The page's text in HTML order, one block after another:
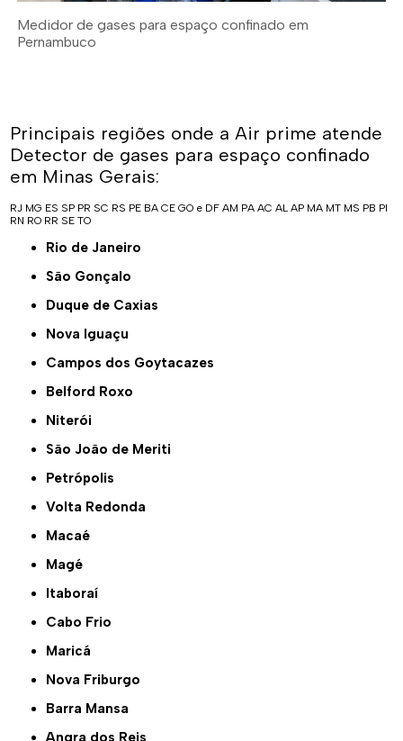
Medidor de gases para espaço confinado em
Pernambuco
Principais regiões onde a Air prime atende
Detector de gases para espaço confinado
em Minas Gerais:
RJ MG ES SP PR SC RS PE BA CE GO e DF AM PA AC AL AP MA MT MS PB PI
RN RO RR SE TO
Rio de Janeiro
São Gonçalo
Duque de Caxias
Nova Iguaçu
Campos dos Goytacazes
Belford Roxo
Niterói
São João de Meriti
Petrópolis
Volta Redonda
Macaé
Magé
Itaboraí
Cabo Frio
Maricá
Nova Friburgo
Barra Mansa
Angra dos Reis